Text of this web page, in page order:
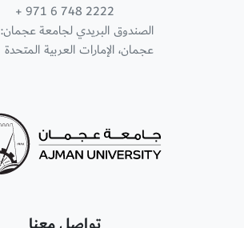
+ 971 6 748 2222
الصندوق البريدي لجامعة عجمان: 346
عجمان، الإمارات العربية المتحدة